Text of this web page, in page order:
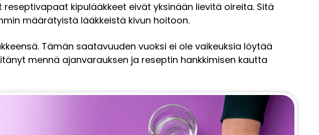
kipulääkkeet eivät yksinään lievitä oireita. Sitä
määrätyistä lääkkeistä kivun hoitoon.
Tämän saatavuuden vuoksi ei ole vaikeuksia löytää
mennä ajanvarauksen ja reseptin hankkimisen kautta